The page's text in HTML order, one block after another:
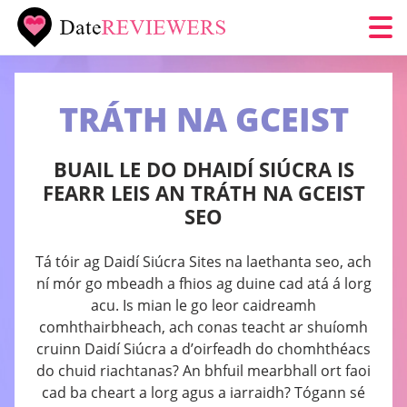
TRÁTH NA GCEIST
BUAIL LE DO DHAIDÍ SIÚCRA IS
FEARR LEIS AN TRÁTH NA GCEIST
SEO
Tá tóir ag Daidí Siúcra Sites na laethanta seo, ach
ní mór go mbeadh a fhios ag duine cad atá á lorg
acu. Is mian le go leor caidreamh
comhthairbheach, ach conas teacht ar shuíomh
cruinn Daidí Siúcra a d’oirfeadh do chomhthéacs
do chuid riachtanas? An bhfuil mearbhall ort faoi
cad ba cheart a lorg agus a iarraidh? Tógann sé